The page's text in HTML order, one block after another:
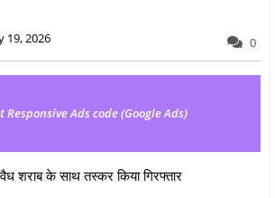
19, 2026 0
Responsive Ads code (Google Ads)
शराब के साथ तस्कर किया गिरफ्तार